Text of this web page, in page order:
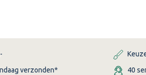
verzonden* 40